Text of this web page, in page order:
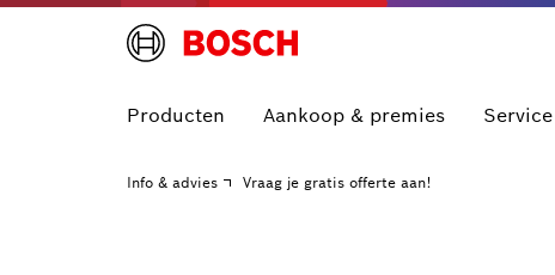
Producten Aankoop & premies
Info & advies Vraag je gratis offerte aan!